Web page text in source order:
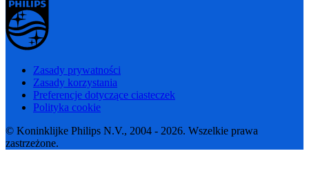
Zasady prywatności
Zasady korzystania
Preferencje dotyczące ciasteczek
Polityka cookie
© Koninklijke Philips N.V., 2004 - 2026. Wszelkie prawa
zastrzeżone.